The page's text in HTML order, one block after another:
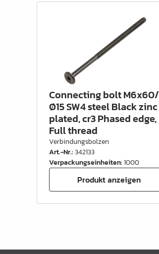
Connecting bolt M6x60/
Ø15 SW4 steel Black zinc
plated, cr3 Phased edge,
Full thread
Verbindungsbolzen
Art.-Nr.:342133
Verpackungseinheiten:1000
Produkt anzeigen